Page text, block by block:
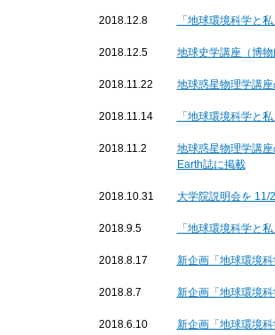
2018.12.8 「地球環境科学と
2018.12.5 地球史学講座（博
2018.11.22 地球惑星物理学講
2018.11.14 「地球環境科学と
2018.11.2
地球惑星物理学講
Earth誌に掲載
2018.10.31 大学院説明会を 11/
2018.9.5 「地球環境科学と
2018.8.17 新企画「地球環境
2018.8.7 新企画「地球環境
2018.6.10 新企画「地球環境